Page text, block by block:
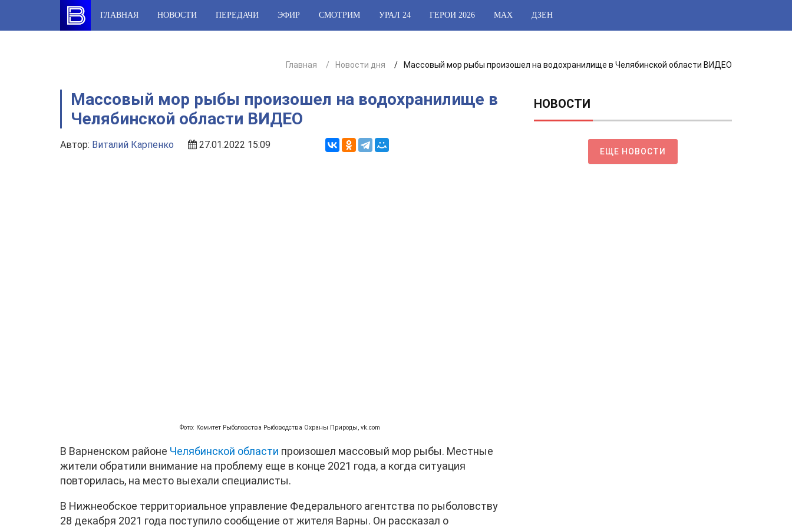
content
ГЛАВНАЯ НОВОСТИ ПЕРЕДАЧИ ЭФИР СМОТРИМ УРАЛ 24 ГЕРОИ 2026 МАХ ДЗЕН
Главная Новости дня Массовый мор рыбы произошел на водохранилище в Челябинской области ВИДЕО
Массовый мор рыбы произошел на водохранилище в
Челябинской области ВИДЕО
Автор: Виталий Карпенко 27.01.2022 15:09
Фото: Комитет Рыболовства Рыбоводства Охраны Природы, vk.com
В Варненском районе Челябинской области произошел массовый мор рыбы. Местные
жители обратили внимание на проблему еще в конце 2021 года, а когда ситуация
повторилась, на место выехали специалисты.
В Нижнеобское территориальное управление Федерального агентства по рыболовству
28 декабря 2021 года поступило сообщение от жителя Варны. Он рассказал о
НОВОСТИ
ЕЩЕ НОВОСТИ